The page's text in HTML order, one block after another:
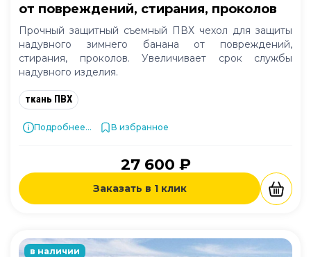
от повреждений, стирания, проколов
Прочный защитный съемный ПВХ чехол для защиты
надувного зимнего банана от повреждений,
стирания, проколов. Увеличивает срок службы
надувного изделия.
ткань ПВХ
Подробнее... В избранное
27 600 ₽
Заказать в 1 клик
в наличии